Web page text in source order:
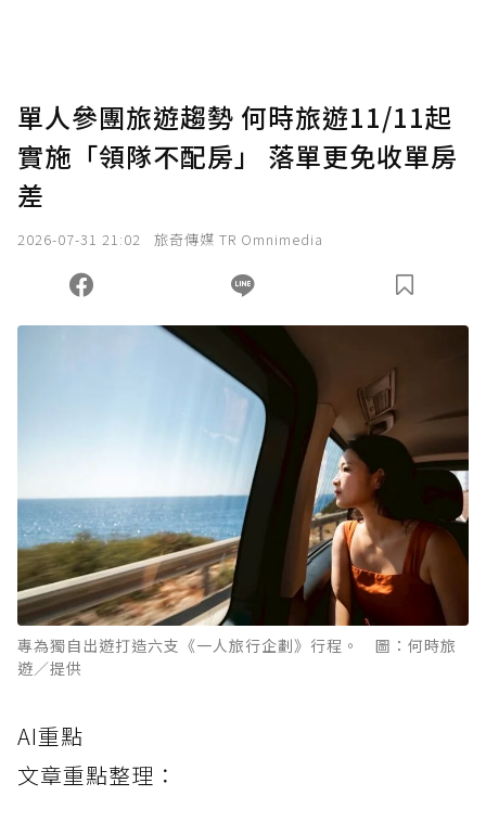
單人參團旅遊趨勢 何時旅遊11/11起
實施「領隊不配房」 落單更免收單房
差
2026-07-31 21:02 旅奇傳媒 TR Omnimedia
專為獨自出遊打造六支《一人旅行企劃》行程。 圖：何時旅
遊／提供
AI重點
文章重點整理：